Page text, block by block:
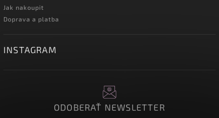
Jak nakoupit
Doprava a platba
INSTAGRAM
ODOBERAŤ NEWSLETTER